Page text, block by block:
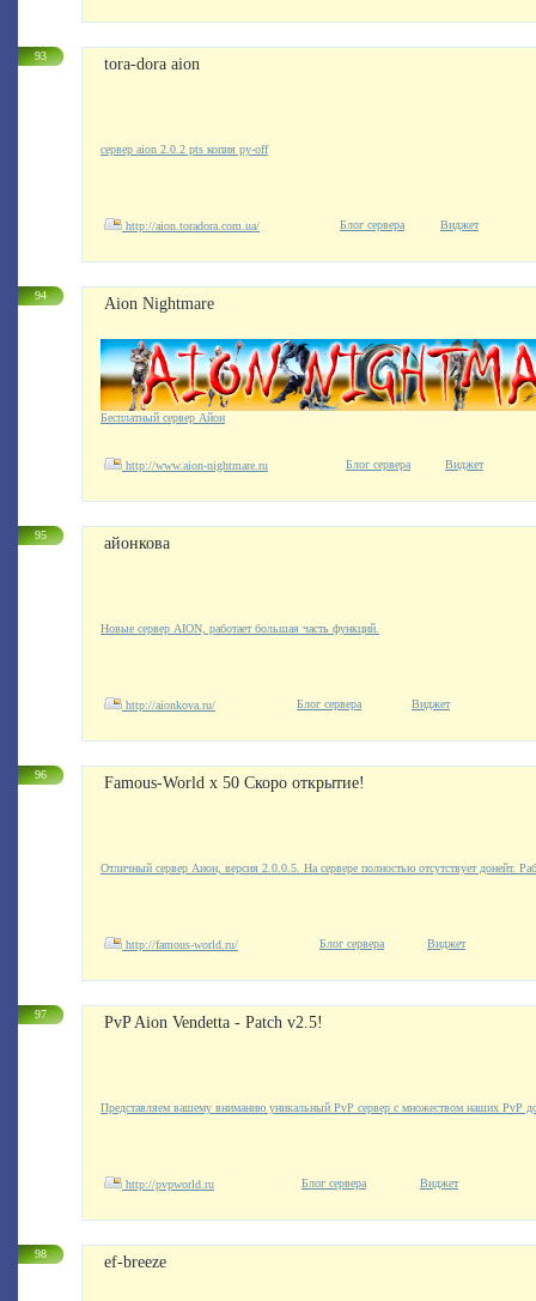
93 tora-dora aion
сервер aion 2.0.2 pts копия ру-off
http://aion.toradora.com.ua/ Блог сервера Виджет
94 Aion Nightmare
Бесплатный сервер Айон
http://www.aion-nightmare.ru Блог сервера Виджет
95 айонкова
Новые сервер AION, работает большая часть функций.
http://aionkova.ru/ Блог сервера Виджет
96 Famous-World x 50 Скоро открытие!
Отличный сервер Аион, версия 2.0.0.5. На сервере полностью отсутствует донейт.
http://famous-world.ru/ Блог сервера Виджет
97 PvP Aion Vendetta - Patch v2.5!
Представляем вашему вниманию уникальный PvP сервер с множеством наших PvP
http://pvpworld.ru Блог сервера Виджет
98 ef-breeze